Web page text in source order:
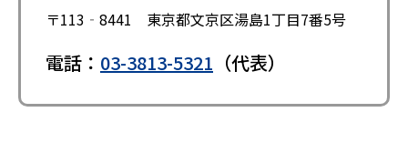
〒113‐8441 東京都文京区湯島1丁目7番5号
電話： 03-3813-5321 （代表）